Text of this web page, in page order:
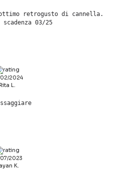
ottimo retrogusto di cannella.
03/25
2024
L.
2023
K.